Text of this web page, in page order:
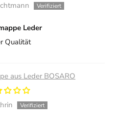
Leder
Qualität
aus Leder BOSARO